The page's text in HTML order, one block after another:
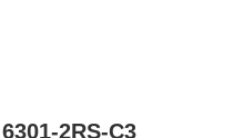
2RS-C3